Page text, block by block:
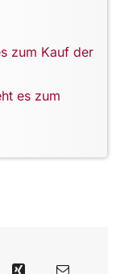
zum Kauf der
es zum